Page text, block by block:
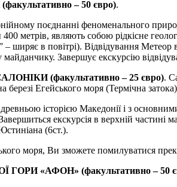
– 50 євро).
поєднанні феноменального
400 метрів, являють собою рідкісне
– ширяє в повітрі). Відвідування
Завершує екскурсію
(факультативно – 25 євро).
березі Егейського моря (Термічна
древньою історією Македонії і з
екскурсія в верхній частині
(6ст.).
моря, Ви зможете помилуватися
«АФОН» (факультативно – 50